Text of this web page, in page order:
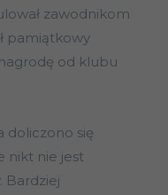
zawodnikom
pamiątkowy
od klubu
doliczono się
nikt nie jest
Bardziej